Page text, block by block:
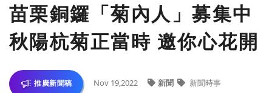
苗栗銅鑼「菊內人」募集中
秋陽杭菊正當時 邀你心花開
推廣新聞稿 Nov 19,2022 新聞 新聞時事